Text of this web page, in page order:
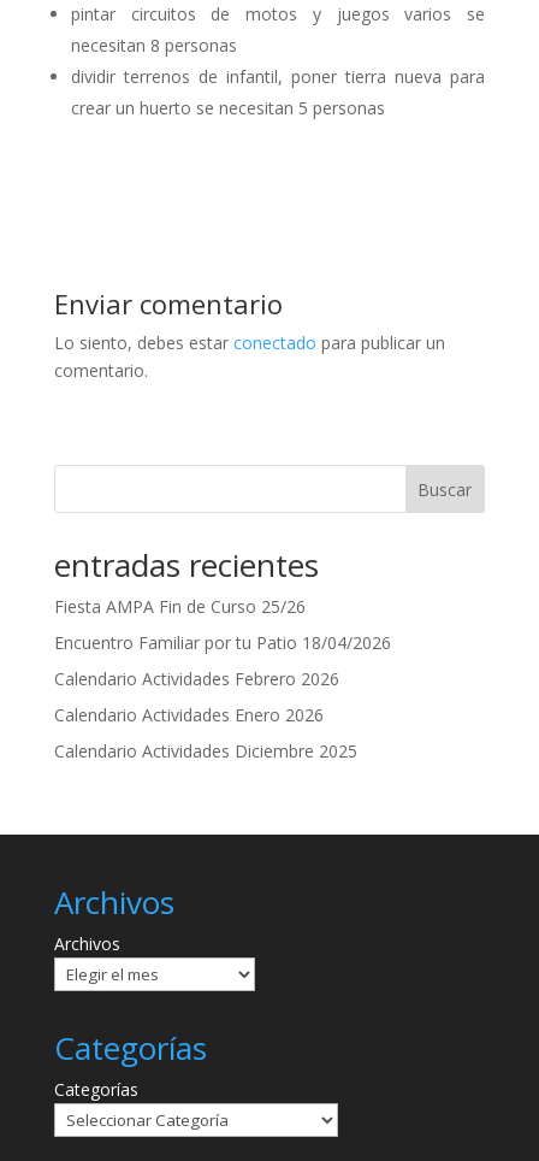
pintar circuitos de motos y juegos varios se
necesitan 8 personas
dividir terrenos de infantil, poner tierra nueva para
crear un huerto se necesitan 5 personas
Enviar comentario
Lo siento, debes estar conectado para publicar un
comentario.
Buscar
entradas recientes
Fiesta AMPA Fin de Curso 25/26
Encuentro Familiar por tu Patio 18/04/2026
Calendario Actividades Febrero 2026
Calendario Actividades Enero 2026
Calendario Actividades Diciembre 2025
Archivos
Archivos
Categorías
Categorías